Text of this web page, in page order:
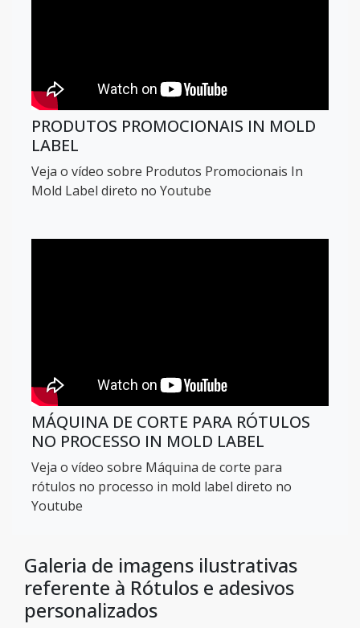
PRODUTOS PROMOCIONAIS IN MOLD
LABEL
Veja o vídeo sobre Produtos Promocionais In
Mold Label direto no Youtube
MÁQUINA DE CORTE PARA RÓTULOS
NO PROCESSO IN MOLD LABEL
Veja o vídeo sobre Máquina de corte para
rótulos no processo in mold label direto no
Youtube
Galeria de imagens ilustrativas
referente à Rótulos e adesivos
personalizados